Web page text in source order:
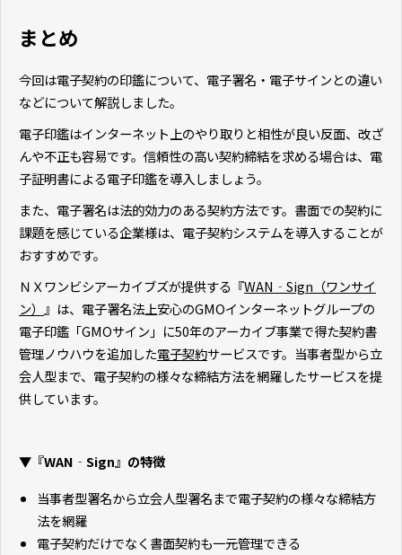
まとめ
今回は電子契約の印鑑について、電子署名・電子サインとの違い
などについて解説しました。
電子印鑑はインターネット上のやり取りと相性が良い反面、改ざ
んや不正も容易です。信頼性の高い契約締結を求める場合は、電
子証明書による電子印鑑を導入しましょう。
また、電子署名は法的効力のある契約方法です。書面での契約に
課題を感じている企業様は、電子契約システムを導入することが
おすすめです。
ＮＸワンビシアーカイブズが提供する『WAN‐Sign（ワンサイ
ン）
』は、電子署名法上安心のGMOインターネットグループの
電子印鑑「GMOサイン」に50年のアーカイブ事業で得た契約書
管理ノウハウを追加した電子契約サービスです。当事者型から立
会人型まで、電子契約の様々な締結方法を網羅したサービスを提
供しています。
▼『WAN‐Sign』の特徴
当事者型署名から立会人型署名まで電子契約の様々な締結方
法を網羅
電子契約だけでなく書面契約も一元管理できる